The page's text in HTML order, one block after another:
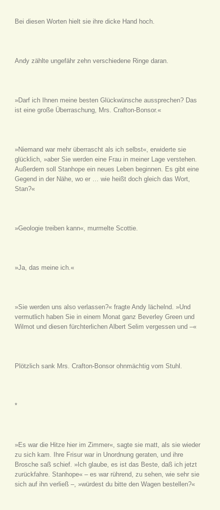
Bei diesen Worten hielt sie ihre dicke Hand hoch.
Andy zählte ungefähr zehn verschiedene Ringe daran.
»Darf ich Ihnen meine besten Glückwünsche aussprechen? Das
ist eine große Überraschung, Mrs. Crafton-Bonsor.«
»Niemand war mehr überrascht als ich selbst«, erwiderte sie
glücklich, »aber Sie werden eine Frau in meiner Lage verstehen.
Außerdem soll Stanhope ein neues Leben beginnen. Es gibt eine
Gegend in der Nähe, wo er … wie heißt doch gleich das Wort,
Stan?«
»Geologie treiben kann«, murmelte Scottie.
»Ja, das meine ich.«
»Sie werden uns also verlassen?« fragte Andy lächelnd. »Und
vermutlich haben Sie in einem Monat ganz Beverley Green und
Wilmot und diesen fürchterlichen Albert Selim vergessen und –«
Plötzlich sank Mrs. Crafton-Bonsor ohnmächtig vom Stuhl.
*
»Es war die Hitze hier im Zimmer«, sagte sie matt, als sie wieder
zu sich kam. Ihre Frisur war in Unordnung geraten, und ihre
Brosche saß schief. »Ich glaube, es ist das Beste, daß ich jetzt
zurückfahre. Stanhope« – es war rührend, zu sehen, wie sehr sie
sich auf ihn verließ –, »würdest du bitte den Wagen bestellen?«